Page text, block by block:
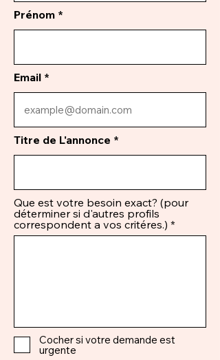
Prénom
Email
Titre de L'annonce
Que est votre besoin exact? (pour
déterminer si d'autres profils
correspondent a vos critéres.)
Cocher si votre demande est
urgente